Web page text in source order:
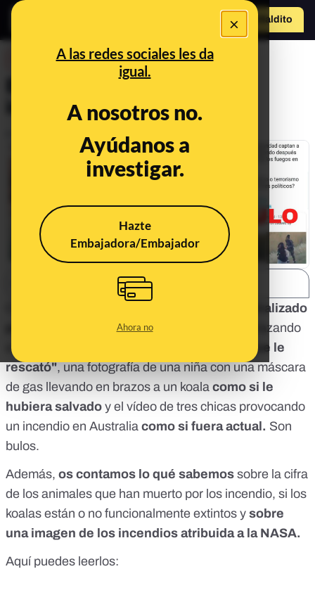
×
A las redes sociales les da
igual.
A nosotros no.
Ayúdanos a
investigar.
Hazte
Embajadora/Embajador
Ahora no
Hazte Maldito
Bulos y datos sobre los
incendios de Australia
Jan 9, 2020, 10:24:00 AM
se han viralizado
por redes socialesel vídeo de una mujer abrazando
a un canguro
como si fuera "la voluntaria que le
rescató", una fotografía de una niña con una máscara
de gas llevando en brazos a un koala como si le
hubiera salvado y el vídeo de tres chicas provocando
un incendio en Australia como si fuera actual. Son
bulos.
Además, os contamos lo qué sabemos sobre la cifra
de los animales que han muerto por los incendio, si los
koalas están o no funcionalmente extintos y sobre
una imagen de los incendios atribuida a la NASA.
Aquí puedes leerlos: